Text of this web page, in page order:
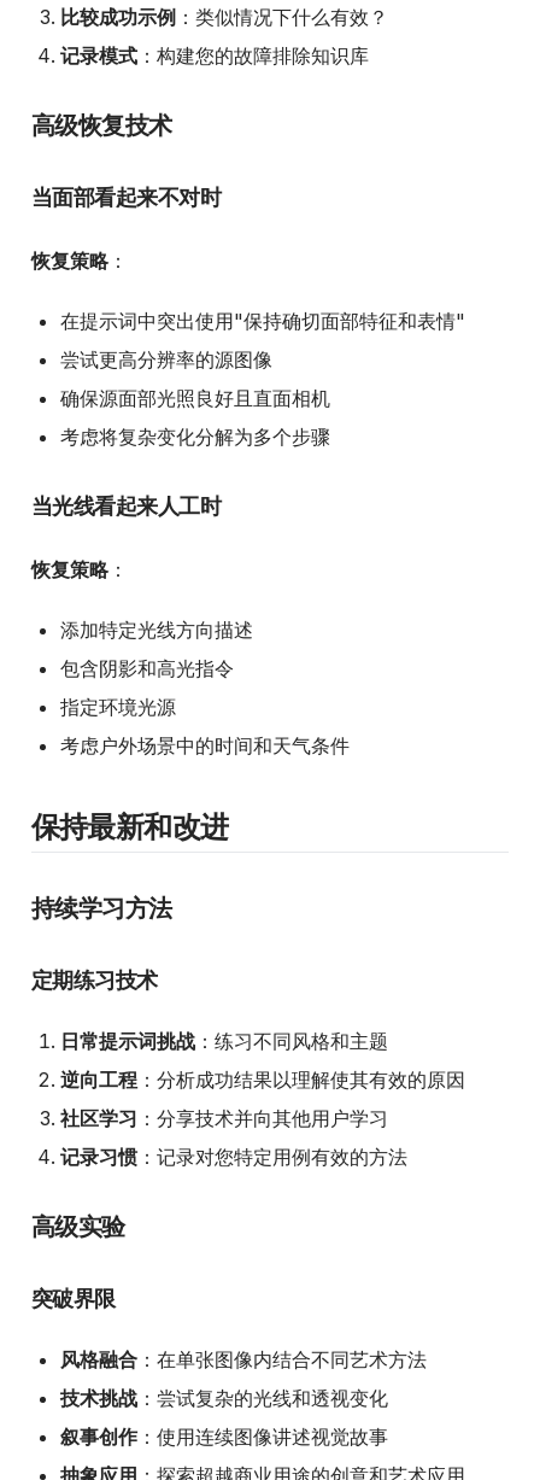
比较成功示例 ：类似情况下什么有效？
记录模式：构建您的故障排除知识库
高级恢复技术
当面部看起来不对时
恢复策略：
在提示词中突出使用"保持确切面部特征和表情"
尝试更高分辨率的源图像
确保源面部光照良好且直面相机
考虑将复杂变化分解为多个步骤
当光线看起来人工时
恢复策略：
添加特定光线方向描述
包含阴影和高光指令
指定环境光源
考虑户外场景中的时间和天气条件
保持最新和改进
持续学习方法
定期练习技术
日常提示词挑战：练习不同风格和主题
逆向工程：分析成功结果以理解使其有效的原因
社区学习 ：分享技术并向其他用户学习
记录习惯：记录对您特定用例有效的方法
高级实验
突破界限
风格融合：在单张图像内结合不同艺术方法
技术挑战：尝试复杂的光线和透视变化
叙事创作：使用连续图像讲述视觉故事
抽象应用 ：探索超越商业用途的创意和艺术应用